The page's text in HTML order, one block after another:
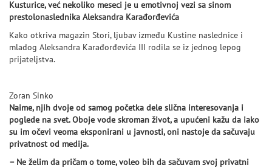
Kusturice, već nekoliko meseci je u emotivnoj vezi sa sinom
prestolonaslednika Aleksandra Karađorđevića
Kako otkriva magazin Stori, ljubav između Kustine naslednice i
mladog Aleksandra Karađorđevića III rodila se iz jednog lepog
prijateljstva.
Zoran Sinko
Naime, njih dvoje od samog početka dele slična interesovanja i
poglede na svet. Oboje vode skroman život, a upućeni kažu da iako
su im očevi veoma eksponirani u javnosti, oni nastoje da sačuvaju
privatnost od medija.
– Ne želim da pričam o tome, voleo bih da sačuvam svoj privatni